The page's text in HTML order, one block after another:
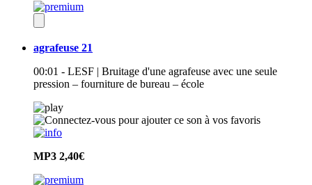
agrafeuse 21
00:01 - LESF | Bruitage d'une agrafeuse avec une seule
pression – fourniture de bureau – école
MP3 2,40€